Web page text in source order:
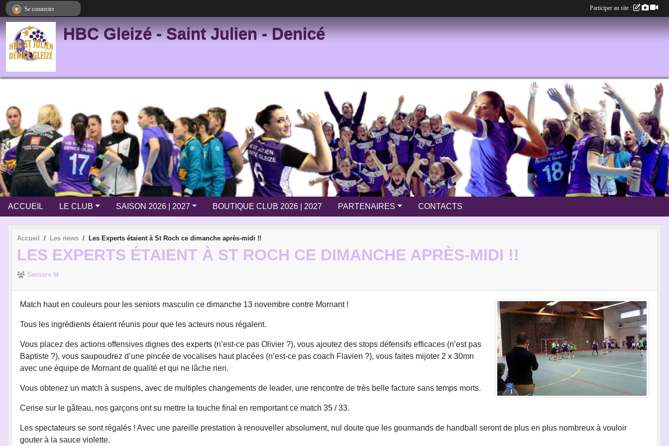
HBC Gleizé - Saint Julien - Denicé
ACCUEIL LE CLUB SAISON 2026 | 2027 BOUTIQUE CLUB 2026 | 2027 PARTENAIRES CONTACTS
Accueil Les news Les Experts étaient à St Roch ce dimanche après-midi !!
LES EXPERTS ÉTAIENT À ST ROCH CE DIMANCHE APRÈS-MIDI !!
Seniors M
Match haut en couleurs pour les seniors masculin ce dimanche 13 novembre contre Mornant !
Tous les ingrédients étaient réunis pour que les acteurs nous régalent.
Vous placez des actions offensives dignes des experts (n’est-ce pas Olivier ?), vous ajoutez des stops défensifs efficaces (n’est pas
Baptiste ?), vous saupoudrez d’une pincée de vocalises haut placées (n’est-ce pas coach Flavien ?), vous faites mijoter 2 x 30mn
avec une équipe de Mornant de qualité et qui ne lâche rien.
Vous obtenez un match à suspens, avec de multiples changements de leader, une rencontre de très belle facture sans temps morts.
Cerise sur le gâteau, nos garçons ont su mettre la touche final en remportant ce match 35 / 33.
Les spectateurs se sont régalés ! Avec une pareille prestation à renouveller absolument, nul doute que les gourmands de handball seront de plus en plus nombreux à vouloir
gouter à la sauce violette.
Se connecter Participer au site :
Panneau de gestion des cookies